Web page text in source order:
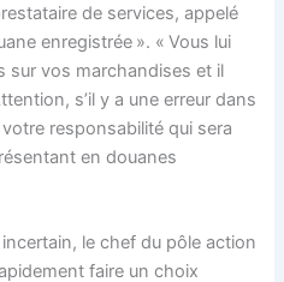
de services, appelé
enregistrée ». « Vous lui
sur vos marchandises et il
s’il y a une erreur dans
responsabilité qui sera
en douanes
le chef du pôle action
faire un choix